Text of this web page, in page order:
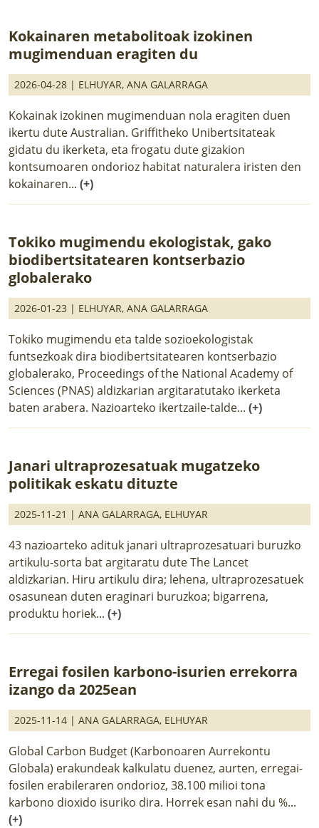
Kokainaren metabolitoak izokinen
mugimenduan eragiten du
2026-04-28 | ELHUYAR, ANA GALARRAGA
Kokainak izokinen mugimenduan nola eragiten duen
ikertu dute Australian. Griffitheko Unibertsitateak
gidatu du ikerketa, eta frogatu dute gizakion
kontsumoaren ondorioz habitat naturalera iristen den
kokainaren... (+)
Tokiko mugimendu ekologistak, gako
biodibertsitatearen kontserbazio
globalerako
2026-01-23 | ELHUYAR, ANA GALARRAGA
Tokiko mugimendu eta talde sozioekologistak
funtsezkoak dira biodibertsitatearen kontserbazio
globalerako, Proceedings of the National Academy of
Sciences (PNAS) aldizkarian argitaratutako ikerketa
baten arabera. Nazioarteko ikertzaile-talde... (+)
Janari ultraprozesatuak mugatzeko
politikak eskatu dituzte
2025-11-21 | ANA GALARRAGA, ELHUYAR
43 nazioarteko adituk janari ultraprozesatuari buruzko
artikulu-sorta bat argitaratu dute The Lancet
aldizkarian. Hiru artikulu dira; lehena, ultraprozesatuek
osasunean duten eraginari buruzkoa; bigarrena,
produktu horiek... (+)
Erregai fosilen karbono-isurien errekorra
izango da 2025ean
2025-11-14 | ANA GALARRAGA, ELHUYAR
Global Carbon Budget (Karbonoaren Aurrekontu
Globala) erakundeak kalkulatu duenez, aurten, erregai-
fosilen erabileraren ondorioz, 38.100 milioi tona
karbono dioxido isuriko dira. Horrek esan nahi du %...
(+)